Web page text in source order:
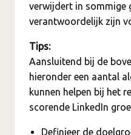
verwijdert in sommige
verantwoordelijk zijn
Tips:
Aansluitend bij de
hieronder een aantal
kunnen helpen bij het
scorende LinkedIn
Definieer de